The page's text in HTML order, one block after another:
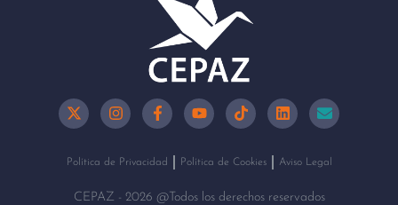
Política de Privacidad Política de Cookies Aviso Legal
CEPAZ - 2026 @Todos los derechos reservados